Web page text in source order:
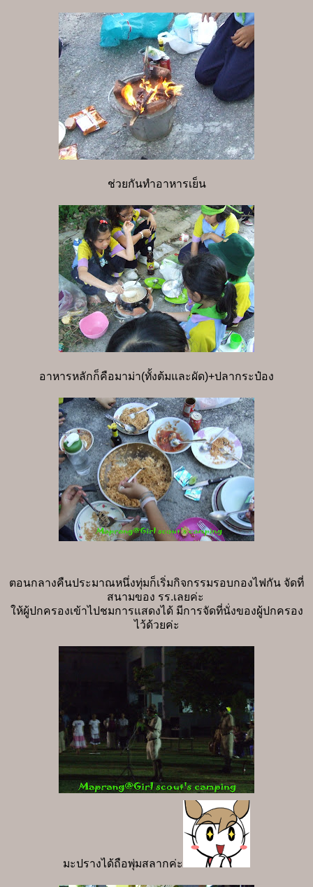
ช่วยกันทำอาหารเย็น
อาหารหลักก็คือมาม่า(ทั้งต้มและผัด)+ปลากระป๋อง
ตอนกลางคืนประมาณหนึ่งทุ่มก็เริ่มกิจกรรมรอบกองไฟกัน จัดที่
สนามของ รร.เลยค่ะ
ให้ผู้ปกครองเข้าไปชมการแสดงได้ มีการจัดที่นั่งของผู้ปกครอง
ไว้ด้วยค่ะ
มะปรางได้ถือพุ่มสลากค่ะ